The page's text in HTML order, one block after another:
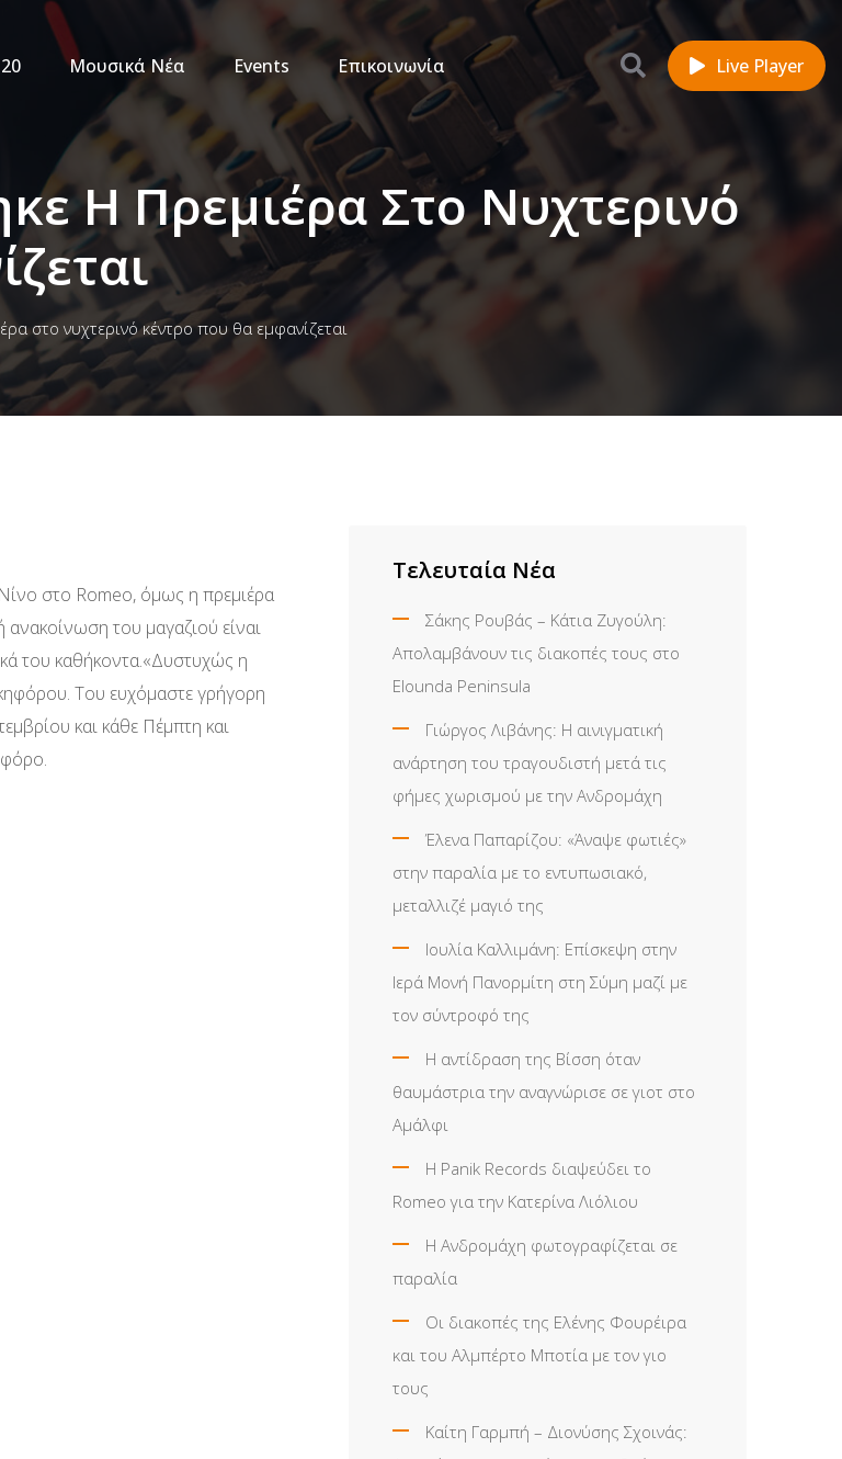
Μουσικά Νέα Events Επικοινωνία Live Player
Η Πρεμιέρα Στο Νυχτερινό
στο νυχτερινό κέντρο που θα εμφανίζεται
στο Romeo, όμως η πρεμιέρα
του μαγαζιού είναι
του καθήκοντα.«Δυστυχώς η
Του ευχόμαστε γρήγορη
και κάθε Πέμπτη και
Τελευταία Νέα
Σάκης Ρουβάς – Κάτια Ζυγούλη:
Απολαμβάνουν τις διακοπές τους στο
Elounda Peninsula
Γιώργος Λιβάνης: Η αινιγματική
ανάρτηση του τραγουδιστή μετά τις
φήμες χωρισμού με την Ανδρομάχη
Έλενα Παπαρίζου: «Άναψε φωτιές»
στην παραλία με το εντυπωσιακό,
μεταλλιζέ μαγιό της
Ιουλία Καλλιμάνη: Επίσκεψη στην
Ιερά Μονή Πανορμίτη στη Σύμη μαζί με
τον σύντροφό της
Η αντίδραση της Βίσση όταν
θαυμάστρια την αναγνώρισε σε γιοτ στο
Αμάλφι
Η Panik Records διαψεύδει το
Romeo για την Κατερίνα Λιόλιου
Η Ανδρομάχη φωτογραφίζεται σε
παραλία
Οι διακοπές της Ελένης Φουρέιρα
και του Αλμπέρτο Μποτία με τον γιο
τους
Καίτη Γαρμπή – Διονύσης Σχοινάς: